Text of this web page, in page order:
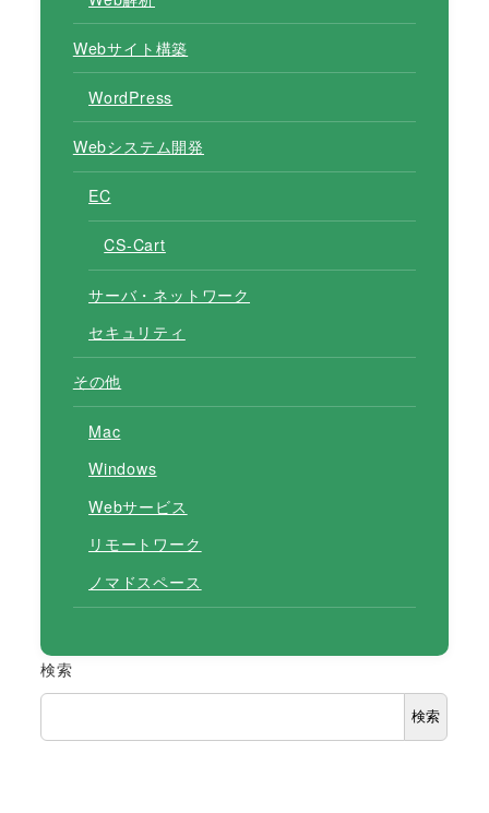
Webサイト構築
WordPress
Webシステム開発
EC
CS-Cart
サーバ・ネットワーク
セキュリティ
その他
Mac
Windows
Webサービス
リモートワーク
ノマドスペース
検索
検索